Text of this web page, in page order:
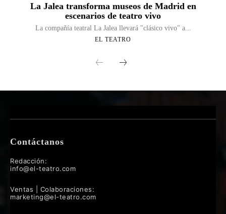
La Jalea transforma museos de Madrid en
escenarios de teatro vivo
La compañía teatral La Jalea llevará "clásico vivo" a...
EL TEATRO
Contáctanos
Redacción:
info@el-teatro.com
Ventas | Colaboraciones:
marketing@el-teatro.com